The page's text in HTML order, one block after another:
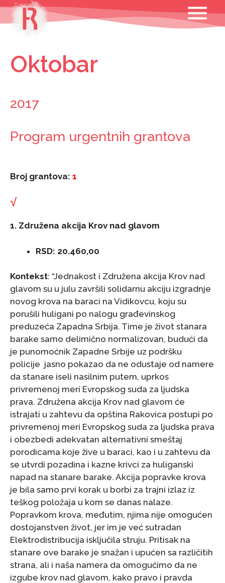
Skip
content
MENU
Oktobar
2017
Program urgentnih grantova
Broj grantova: 1
√
1. Združena akcija Krov nad glavom
RSD: 20.460,00
Kontekst: “Jednakost i Združena akcija Krov nad
glavom su u julu završili solidarnu akciju izgradnje
novog krova na baraci na Vidikovcu, koju su
porušili huligani po nalogu građevinskog
preduzeća Zapadna Srbija. Time je život stanara
barake samo delimično normalizovan, budući da
je punomoćnik Zapadne Srbije uz podršku
policije jasno pokazao da ne odustaje od namere
da stanare iseli nasilnim putem, uprkos
privremenoj meri Evropskog suda za ljudska
prava. Združena akcija Krov nad glavom će
istrajati u zahtevu da opština Rakovica postupi po
privremenoj meri Evropskog suda za ljudska prava
i obezbedi adekvatan alternativni smeštaj
porodicama koje žive u baraci, kao i u zahtevu da
se utvrdi pozadina i kazne krivci za huliganski
napad na stanare barake. Akcija popravke krova
je bila samo prvi korak u borbi za trajni izlaz iz
teškog položaja u kom se danas nalaze.
Popravkom krova, međutim, njima nije omogućen
dostojanstven život, jer im je već sutradan
Elektrodistribucija isključila struju. Pritisak na
stanare ove barake je snažan i upućen sa različitih
strana, ali i naša namera da omogućimo da ne
izgube krov nad glavom, kako pravo i pravda